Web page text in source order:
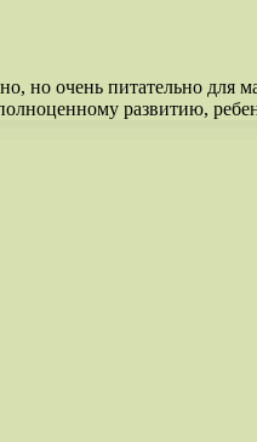
но очень питательно
развитию,